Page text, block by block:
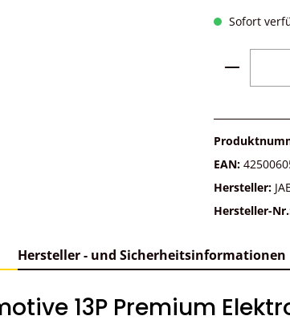
Sofort
EAN:
Hersteller:
Hersteller-
Hersteller - und Sicherheitsinformationen
13P Premium